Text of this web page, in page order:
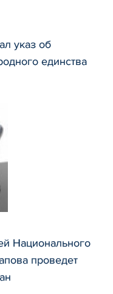
указ об
единства
Национального
проведет